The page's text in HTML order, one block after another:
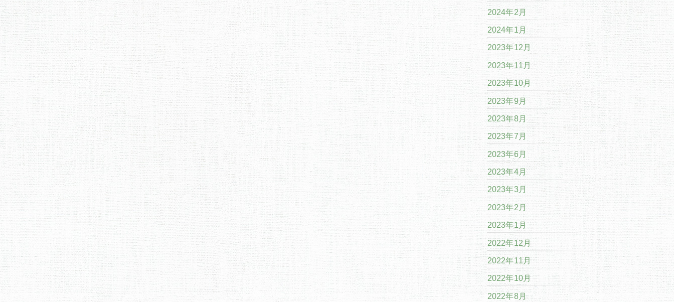
2024年2月
2024年1月
2023年12月
2023年11月
2023年10月
2023年9月
2023年8月
2023年7月
2023年6月
2023年4月
2023年3月
2023年2月
2023年1月
2022年12月
2022年11月
2022年10月
2022年8月